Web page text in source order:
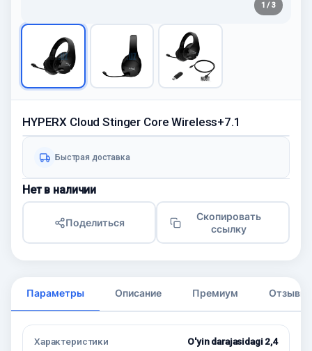
1 / 3
HYPERX Cloud Stinger Core Wireless+7.1
Быстрая доставка
Нет в наличии
Поделиться
Скопировать
ссылку
Параметры Описание Премиум Отзывы
Характеристики
O'yin darajasidagi 2,4